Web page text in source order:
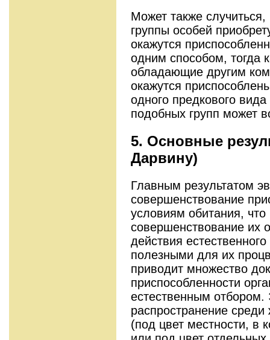
Может также
группы особей
окажутся
одним способом, тогда
обладающие другим
окажутся
одного предкового
подобных групп может
5. Основные
Дарвину)
Главным результатом
совершенствование
условиям обитания, что
совершенствование их
действия
полезными для их
приводит множество
приспособленности
естественным
распространение
(под цвет местности, в